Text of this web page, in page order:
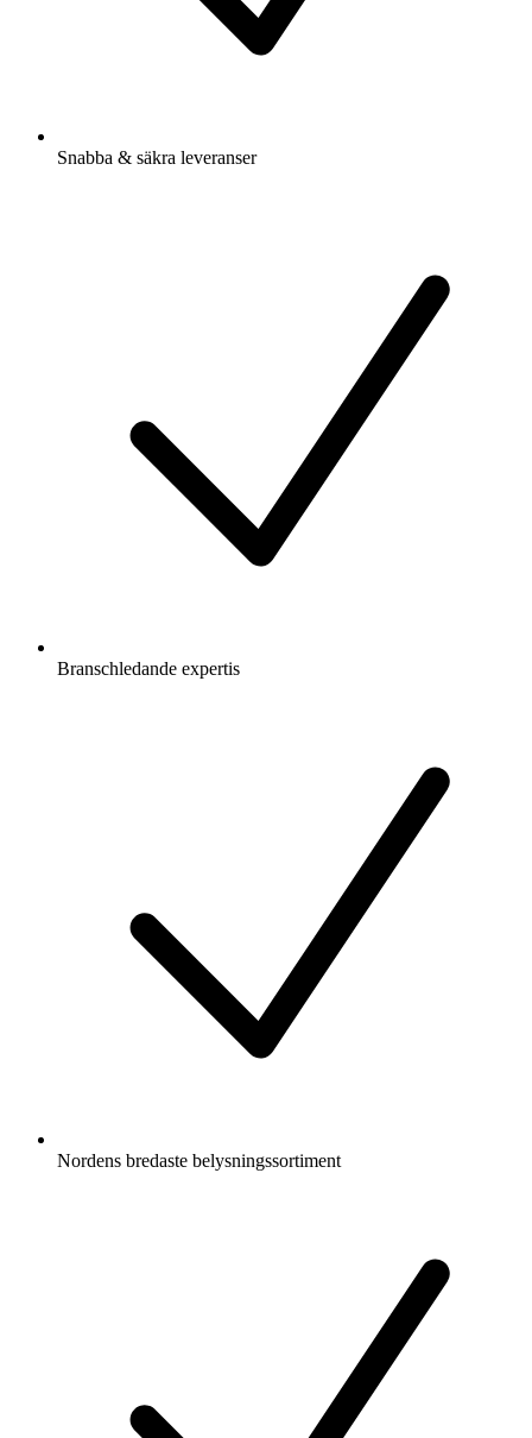
Snabba & säkra leveranser
Branschledande expertis
Nordens bredaste belysningssortiment